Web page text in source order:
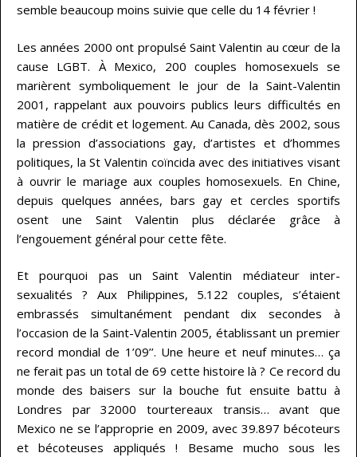
semble beaucoup moins suivie que celle du 14 février !
Les années 2000 ont propulsé Saint Valentin au cœur de la
cause LGBT. À Mexico, 200 couples homosexuels se
marièrent symboliquement le jour de la Saint-Valentin
2001, rappelant aux pouvoirs publics leurs difficultés en
matière de crédit et logement. Au Canada, dès 2002, sous
la pression d’associations gay, d’artistes et d’hommes
politiques, la St Valentin coïncida avec des initiatives visant
à ouvrir le mariage aux couples homosexuels. En Chine,
depuis quelques années, bars gay et cercles sportifs
osent une Saint Valentin plus déclarée grâce à
l’engouement général pour cette fête.
Et pourquoi pas un Saint Valentin médiateur inter-
sexualités ? Aux Philippines, 5.122 couples, s’étaient
embrassés simultanément pendant dix secondes à
l’occasion de la Saint-Valentin 2005, établissant un premier
record mondial de 1’09’’. Une heure et neuf minutes… ça
ne ferait pas un total de 69 cette histoire là ? Ce record du
monde des baisers sur la bouche fut ensuite battu à
Londres par 32000 tourtereaux transis… avant que
Mexico ne se l’approprie en 2009, avec 39.897 bécoteurs
et bécoteuses appliqués ! Besame mucho sous les